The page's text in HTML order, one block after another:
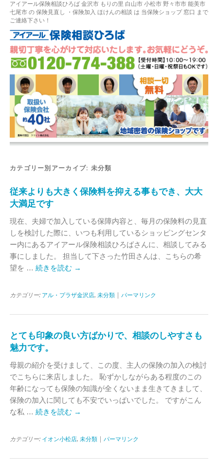
アイアール保険相談ひろば 金沢市 もりの里 白山市 小松市 野々市市 能美市
七尾市 の 保険見直し ・保険加入 ほけんの相談 は 当保険ショップ 窓口 まで
ご連絡下さい！
カテゴリー別アーカイブ: 未分類
従来よりも大きく保険料を抑える事もでき、大大
大満足です
現在、夫婦で加入している保障内容と、毎月の保険料の見直
しを検討した際に、いつも利用しているショッピングセンタ
ー内にあるアイアール保険相談ひろばさんに、相談してみる
事にしました。 担当して下さった竹田さんは、こちらの希
望を … 続きを読む →
カテゴリー: アル・プラザ金沢店, 未分類 パーマリンク
とても印象の良い方ばかりで、相談のしやすさも
魅力です。
母親の紹介を受けまして、この度、主人の保険の加入の検討
でこちらに来店しました。 恥ずかしながらある程度のこの
年齢になっても保険の知識が全くないまま生きてきまして、
保険の加入に関しても不安でいっぱいでした。 ですがこん
な私 … 続きを読む →
カテゴリー: イオン小松店, 未分類 パーマリンク